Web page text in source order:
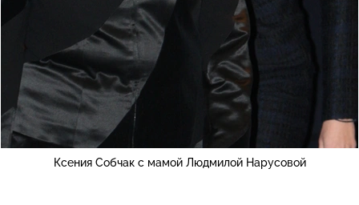
Ксения Собчак с мамой Людмилой Нарусовой